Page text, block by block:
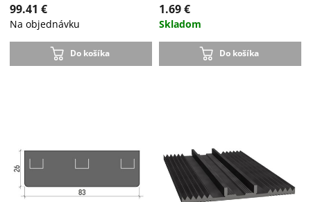
99.41 €
Na objednávku
Do košíka
1.69 €
Skladom
Do košíka